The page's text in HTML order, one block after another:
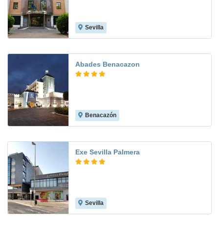
Sevilla
Abades Benacazon
Benacazón
Exe Sevilla Palmera
Sevilla